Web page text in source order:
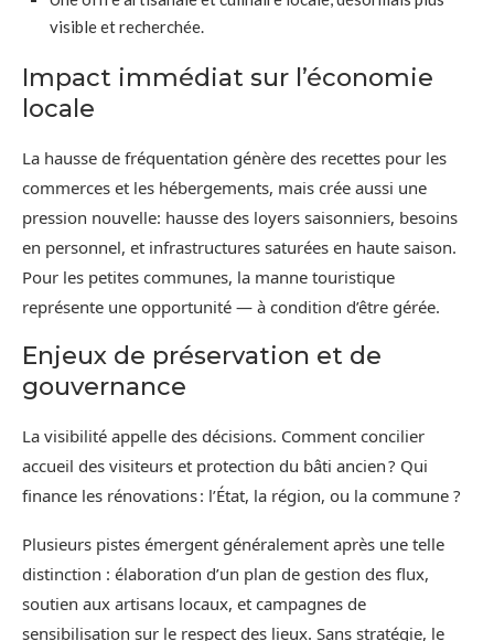
visible et recherchée.
Impact immédiat sur l’économie
locale
La hausse de fréquentation génère des recettes pour les
commerces et les hébergements, mais crée aussi une
pression nouvelle: hausse des loyers saisonniers, besoins
en personnel, et infrastructures saturées en haute saison.
Pour les petites communes, la manne touristique
représente une opportunité — à condition d’être gérée.
Enjeux de préservation et de
gouvernance
La visibilité appelle des décisions. Comment concilier
accueil des visiteurs et protection du bâti ancien ? Qui
finance les rénovations : l’État, la région, ou la commune ?
Plusieurs pistes émergent généralement après une telle
distinction : élaboration d’un plan de gestion des flux,
soutien aux artisans locaux, et campagnes de
sensibilisation sur le respect des lieux. Sans stratégie, le